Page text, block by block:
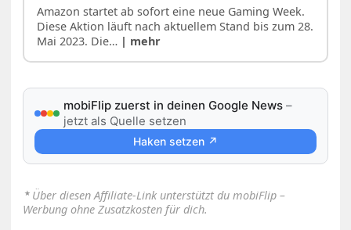
Amazon startet ab sofort eine neue Gaming Week.
Diese Aktion läuft nach aktuellem Stand bis zum 28.
Mai 2023. Die… | mehr
mobiFlip zuerst in deinen Google News –
jetzt als Quelle setzen
Haken setzen ↗
⋆ Über diesen Affiliate-Link unterstützt du mobiFlip –
Werbung ohne Zusatzkosten für dich.